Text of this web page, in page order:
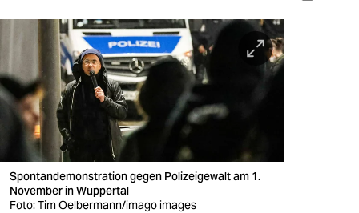
wahrheit
verlag
verlag
veranstaltungen
shop
Spontandemonstration gegen Polizeigewalt am 1.
November in Wuppertal
Foto: Tim Oelbermann/imago images